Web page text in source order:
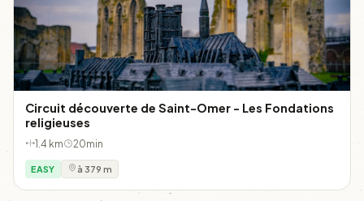
Circuit découverte de Saint-Omer - Les Fondations
religieuses
1.4 km 20min
EASY à 379 m